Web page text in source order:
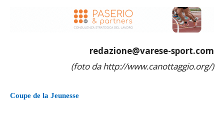
redazione@varese-sport.com
(foto da http://www.canottaggio.org/)
Coupe de la Jeunesse